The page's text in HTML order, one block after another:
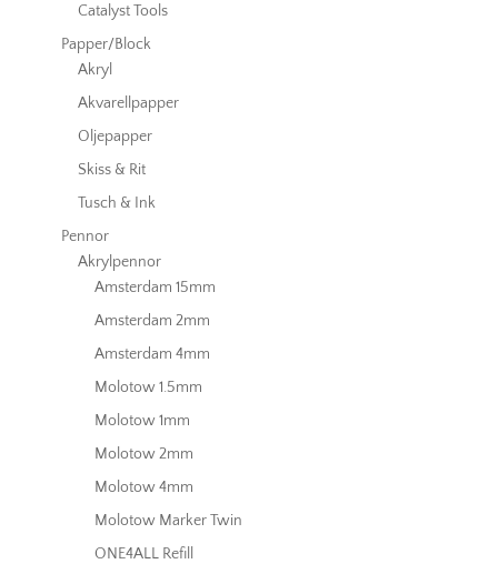
Catalyst Tools
Papper/Block
Akryl
Akvarellpapper
Oljepapper
Skiss & Rit
Tusch & Ink
Pennor
Akrylpennor
Amsterdam 15mm
Amsterdam 2mm
Amsterdam 4mm
Molotow 1.5mm
Molotow 1mm
Molotow 2mm
Molotow 4mm
Molotow Marker Twin
ONE4ALL Refill